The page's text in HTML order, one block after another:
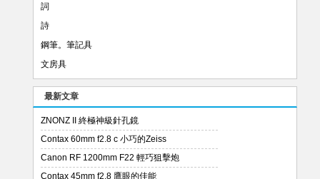
詞
詩
鋼筆。筆記具
文房具
最新文章
ZNONZ II 終極神級針孔鏡
Contax 60mm f2.8 c 小巧的Zeiss
Canon RF 1200mm F22 輕巧狙擊炮
Contax 45mm f2.8 鷹眼的佳能